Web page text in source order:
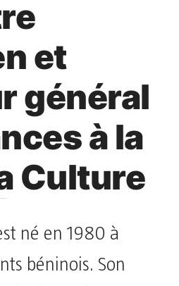
et
général
à la
Culture
né en 1980 à
béninois. Son